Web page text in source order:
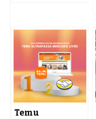
Temu